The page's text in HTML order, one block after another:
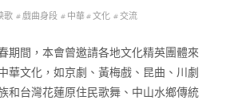
歌 # 戲曲身段 # 中華# 文化 # 交流
期間，本會曾邀請各地文化精英團體來
華文化，如京劇、黃梅戲、昆曲、川劇
和台灣花蓮原住民歌舞、中山水鄉傳統